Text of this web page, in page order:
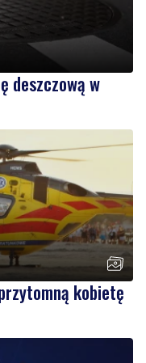
deszczową w
kobietę